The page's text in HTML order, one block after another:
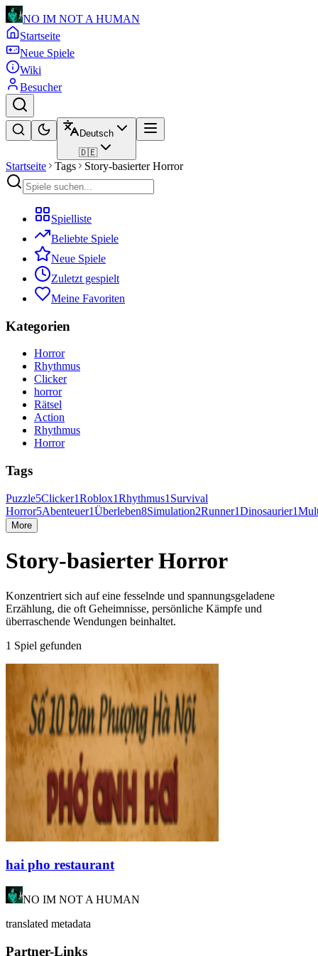
NO IM NOT A HUMAN
Startseite
Neue Spiele
Wiki
Besucher
Deutsch
🇩🇪
Startseite Tags Story-basierter Horror
Spielliste
Beliebte Spiele
Neue Spiele
Zuletzt gespielt
Meine Favoriten
Kategorien
Horror
Rhythmus
Clicker
horror
Rätsel
Action
Rhythmus
Horror
Tags
Puzzle5Clicker1Roblox1Rhythmus1 Survival
Horror5Abenteuer1Überleben8Simulation2Runner1Dinosaurier1
More
Story-basierter Horror
Konzentriert sich auf eine fesselnde und spannungsgeladene
Erzählung, die oft Geheimnisse, persönliche Kämpfe und
überraschende Wendungen beinhaltet.
1 Spiel gefunden
hai pho restaurant
NO IM NOT A HUMAN
translated metadata
Partner-Links